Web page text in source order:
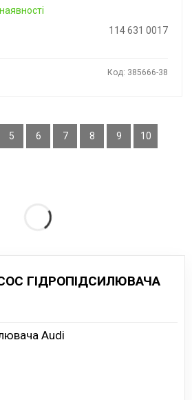
114 631 0017
Код: 385666-38
5 6 7 8 9 10
ГІДРОПІДСИЛЮВАЧА
Audi